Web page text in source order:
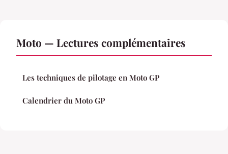
Moto — Lectures complémentaires
Les techniques de pilotage en Moto GP
Calendrier du Moto GP